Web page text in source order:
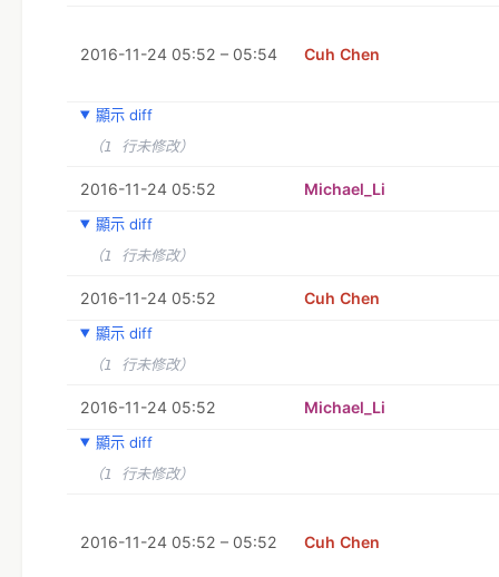
2016-11-24 05:52 – 05:54 Cuh Chen
顯示 diff
（1 行未修改）
2016-11-24 05:52 Michael_Li
顯示 diff
（1 行未修改）
2016-11-24 05:52 Cuh Chen
顯示 diff
（1 行未修改）
2016-11-24 05:52 Michael_Li
顯示 diff
（1 行未修改）
2016-11-24 05:52 – 05:52 Cuh Chen